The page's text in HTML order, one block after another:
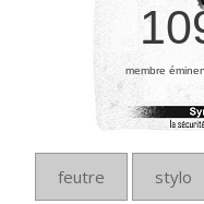
membre
feutre stylo